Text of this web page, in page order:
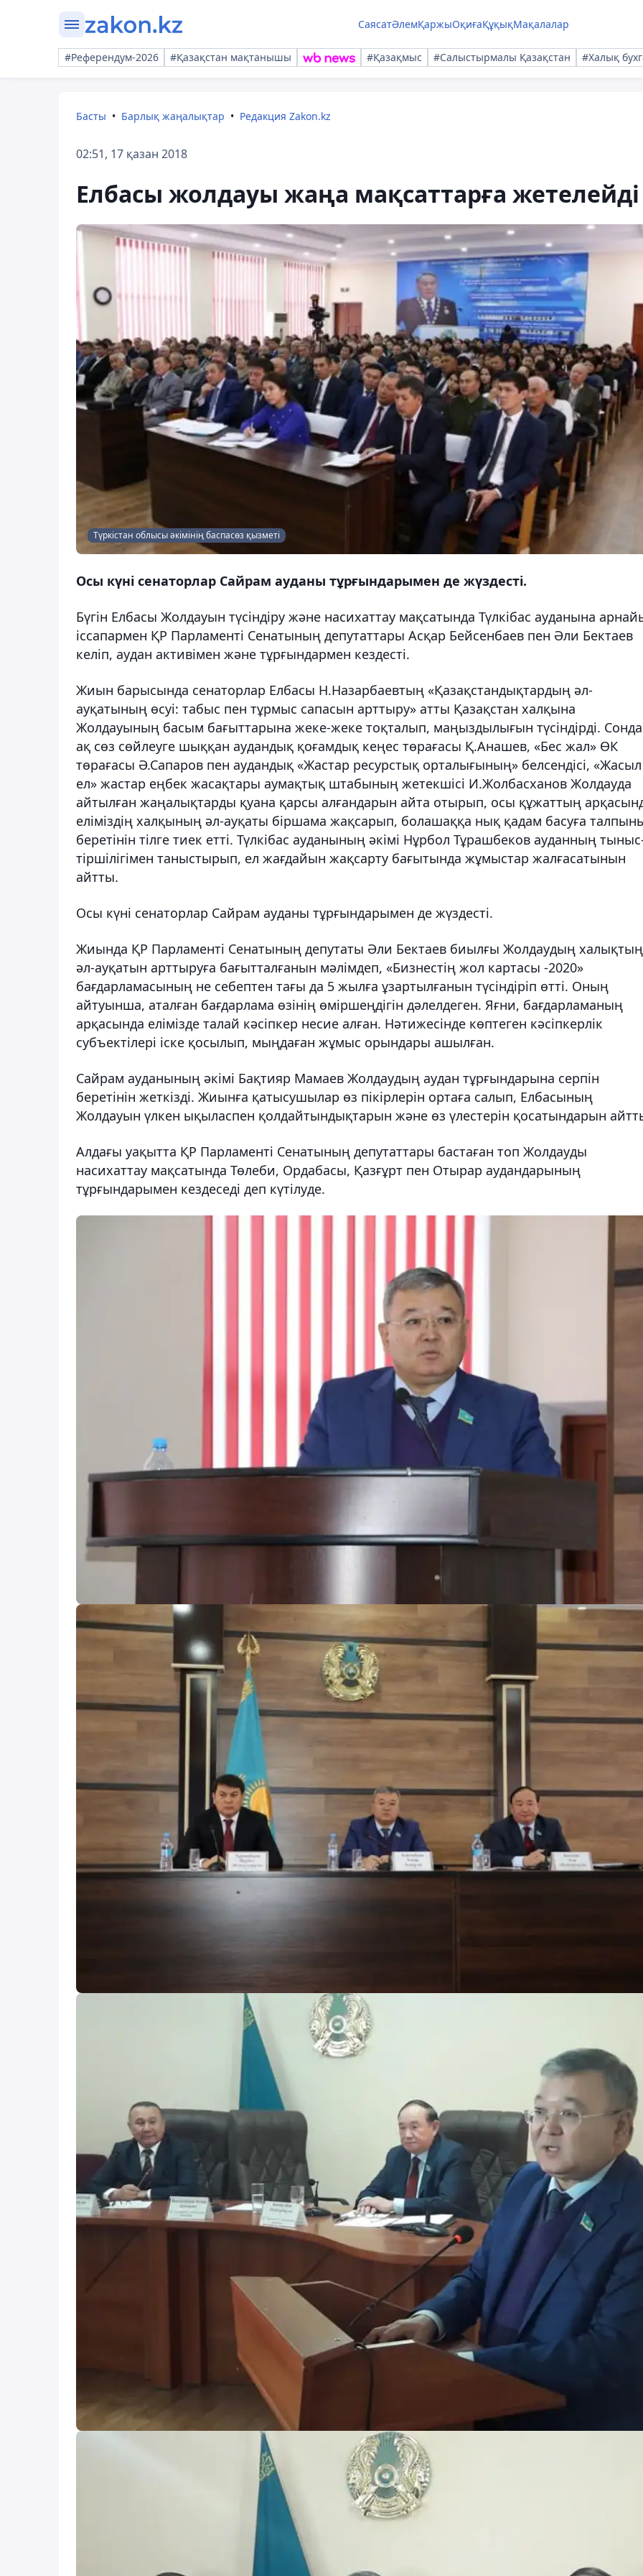
СаясатӘлемҚаржыОқиғаҚұқықМақалалар
#Референдум-2026 #Қазақстан мақтанышы #Қазақмыс #Салыстырмалы Қазақстан #Халық
Басты Барлық жаңалықтар Редакция Zakon.kz
02:51, 17 қазан 2018
Елбасы жолдауы жаңа мақсаттарға жетелейді
Түркістан облысы әкімінің баспасөз қызметі
Осы күні сенаторлар Сайрам ауданы тұрғындарымен де жүздесті.
Бүгін Елбасы Жолдауын түсіндіру және насихаттау мақсатында Түлкібас ауданына
іссапармен ҚР Парламенті Сенатының депутаттары Асқар Бейсенбаев пен Әли Бектаев
келіп, аудан активімен және тұрғындармен кездесті.
Жиын барысында сенаторлар Елбасы Н.Назарбаевтың «Қазақстандықтардың әл-
ауқатының өсуі: табыс пен тұрмыс сапасын арттыру» атты Қазақстан халқына
Жолдауының басым бағыттарына жеке-жеке тоқталып, маңыздылығын түсіндірді.
ақ сөз сөйлеуге шыққан аудандық қоғамдық кеңес төрағасы Қ.Анашев, «Бес жал» ӨК
төрағасы Ә.Сапаров пен аудандық «Жастар ресурстық орталығының» белсендісі, «Жасыл
ел» жастар еңбек жасақтары аумақтық штабының жетекшісі И.Жолбасханов Жолдауда
айтылған жаңалықтарды қуана қарсы алғандарын айта отырып, осы құжаттың
еліміздің халқының әл-ауқаты біршама жақсарып, болашаққа нық қадам басуға
беретінін тілге тиек етті. Түлкібас ауданының әкімі Нұрбол Тұрашбеков ауданның
тіршілігімен таныстырып, ел жағдайын жақсарту бағытында жұмыстар жалғасатынын
айтты.
Осы күні сенаторлар Сайрам ауданы тұрғындарымен де жүздесті.
Жиында ҚР Парламенті Сенатының депутаты Әли Бектаев биылғы Жолдаудың халықтың
әл-ауқатын арттыруға бағытталғанын мәлімдеп, «Бизнестің жол картасы -2020»
бағдарламасының не себептен тағы да 5 жылға ұзартылғанын түсіндіріп өтті. Оның
айтуынша, аталған бағдарлама өзінің өміршеңдігін дәлелдеген. Яғни, бағдарламаның
арқасында елімізде талай кәсіпкер несие алған. Нәтижесінде көптеген кәсіпкерлік
субъектілері іске қосылып, мыңдаған жұмыс орындары ашылған.
Сайрам ауданының әкімі Бақтияр Мамаев Жолдаудың аудан тұрғындарына серпін
беретінін жеткізді. Жиынға қатысушылар өз пікірлерін ортаға салып, Елбасының
Жолдауын үлкен ықыласпен қолдайтындықтарын және өз үлестерін қосатындарын
Алдағы уақытта ҚР Парламенті Сенатының депутаттары бастаған топ Жолдауды
насихаттау мақсатында Төлеби, Ордабасы, Қазғұрт пен Отырар аудандарының
тұрғындарымен кездеседі деп күтілуде.